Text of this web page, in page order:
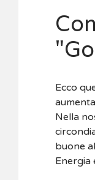
Ecco
Nella
buone
Energia